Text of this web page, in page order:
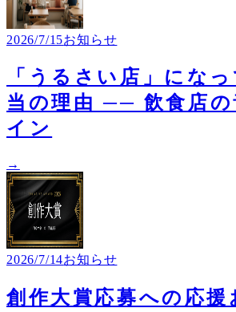
2026/7/15お知らせ
「うるさい店」にな
当の理由 ── 飲食店の
イン
→
2026/7/14お知らせ
創作大賞応募への応援